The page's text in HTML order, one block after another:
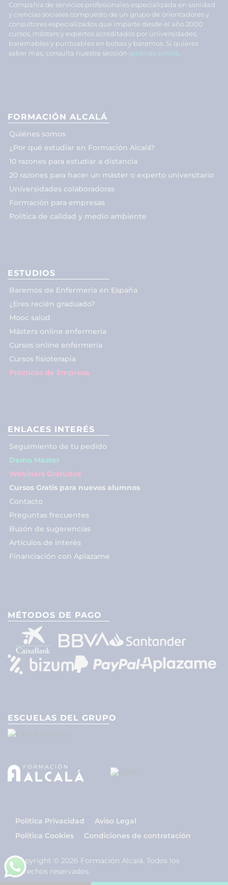
Compañía de servicios profesionales especializada en sanidad
y ciencias sociales compuesto de un grupo de orientadores y
consultores especializados que imparte desde el año 2000
cursos, másters y expertos acreditados por universidades,
baremables y puntuables en bolsas y baremos. Si quieres
saber más, consulta nuestra sección quiénes somos
FORMACIÓN ALCALÁ
Quiénes somos
¿Por qué estudiar en Formación Alcalá?
10 razones para estudiar a distancia
20 razones para hacer un máster o experto universitario
Universidades colaboradoras
Formación para empresas
Política de calidad y medio ambiente
ESTUDIOS
Baremos de Enfermería en España
¿Eres recién graduado?
Mooc salud
Másters online enfermería
Cursos online enfermería
Cursos fisioterapia
Prácticas de Empresa
ENLACES INTERÉS
Seguimiento de tu pedido
Demo Máster
Webinars Gratuitos
Cursos Gratis para nuevos alumnos
Contacto
Preguntas frecuentes
Buzón de sugerencias
Artículos de interés
Financiación con Aplazame
MÉTODOS DE PAGO
ESCUELAS DEL GRUPO
Política Privacidad
Aviso Legal
Política Cookies
Condiciones de contratación
Copyright © 2026 Formación Alcalá. Todos los
derechos reservados.